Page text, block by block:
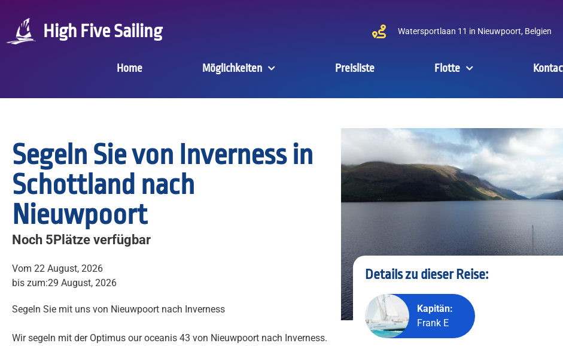
High Five Sailing Watersportlaan 11 in Nieuwpoort, Belgien
Home Möglichkeiten Preisliste Flotte
Segeln Sie von Inverness in
Schottland nach
Nieuwpoort
Noch 5Plätze verfügbar
Vom 22 August, 2026
bis zum:29 August, 2026
Segeln Sie mit uns von Nieuwpoort nach Inverness
Wir segeln mit der Optimus our oceanis 43 von Nieuwpoort nach Inverness.
Details zu dieser Reise:
Kapitän:
Frank E